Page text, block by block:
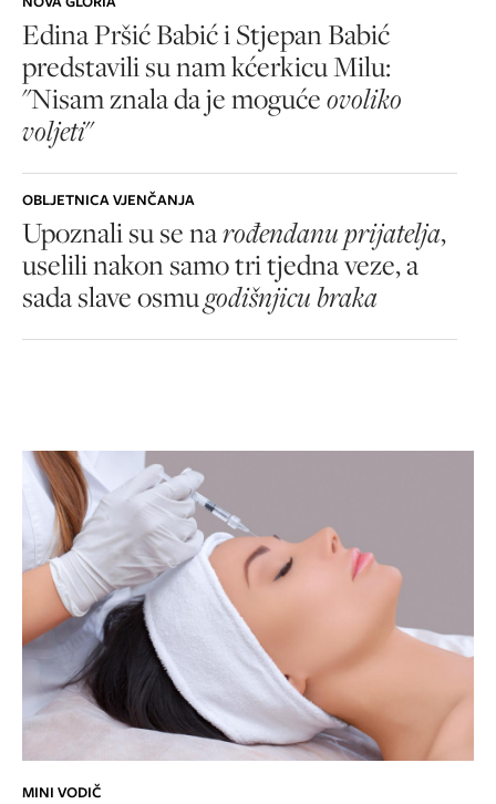
Edina Pršić Babić i Stjepan Babić
predstavili su nam kćerkicu Milu:
"Nisam znala da je mogućeovoliko
voljeti"
OBLJETNICA VJENČANJA
Upoznali su se narođendanu prijatelja,
uselili nakon samo tri tjedna veze, a
sada slave osmugodišnjicu braka
MINI VODIČ